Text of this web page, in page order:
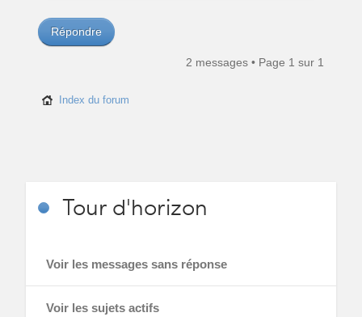
Répondre
2 messages • Page 1 sur 1
Index du forum
Tourd'horizon
Voir les messages sans réponse
Voir les sujets actifs